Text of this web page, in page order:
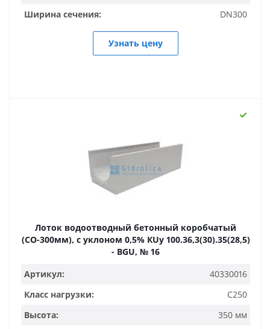
Ширина сечения:
DN300
Узнать цену
Лоток водоотводный бетонный коробчатый
(СО-300мм), с уклоном 0,5% КUу 100.36,3(30).35(28,5)
- BGU, № 16
Артикул:
40330016
Класс нагрузки:
C250
Высота:
350 мм